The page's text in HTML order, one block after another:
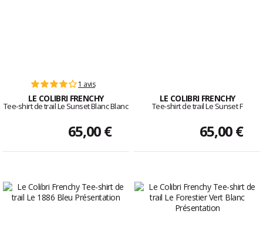
1 avis
LE COLIBRI FRENCHY
Tee-shirt de trail Le Sunset Blanc Blanc
65,00 €
LE COLIBRI FRENCHY
Tee-shirt de trail Le Sunset F
65,00 €